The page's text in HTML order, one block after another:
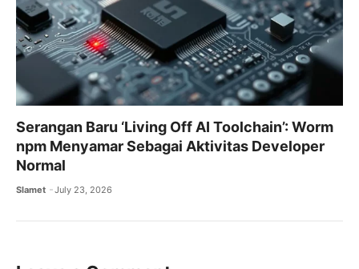
Serangan Baru ‘Living Off AI Toolchain’: Worm
npm Menyamar Sebagai Aktivitas Developer
Normal
Slamet July 23, 2026